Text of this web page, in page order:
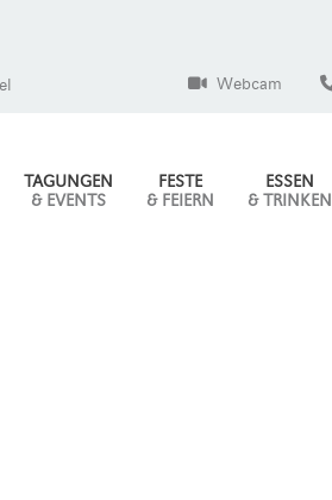
Webcam
TAGUNGEN
& EVENTS
FESTE
& FEIERN
ESSEN
& TRINKEN